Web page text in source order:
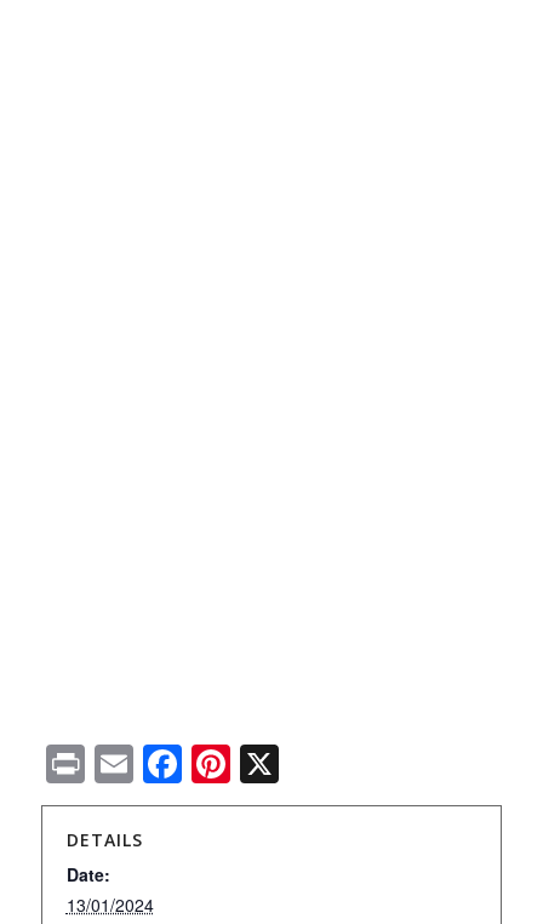
PrintEmailFacebook
Pinterest
X
DETAILS
Date:
13/01/2024